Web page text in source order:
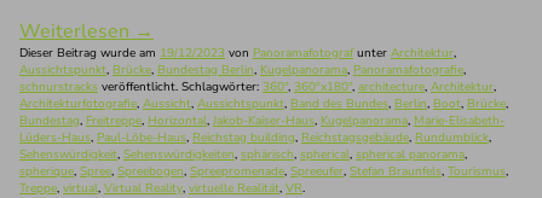
Weiterlesen →
Dieser Beitrag wurde am 19/12/2023 von Panoramafotografunter Architektur,
Aussichtspunkt, Brücke, Bundestag Berlin, Kugelpanorama, Panoramafotografie,
schnurstracks veröffentlicht. Schlagwörter: 360°, 360°x180°, architecture, Architektur,
Architekturfotografie, Aussicht, Aussichtspunkt, Band des Bundes, Berlin, Boot, Brücke,
Bundestag, Freitreppe, Horizontal, Jakob-Kaiser-Haus, Kugelpanorama, Marie-Elisabeth-
Lüders-Haus, Paul-Löbe-Haus, Reichstag building, Reichstagsgebäude, Rundumblick,
Sehenswürdigkeit, Sehenswürdigkeiten, sphärisch, spherical, spherical panorama,
spherique, Spree, Spreebogen, Spreepromenade, Spreeufer, Stefan Braunfels, Tourismus,
Treppe, virtual, Virtual Reality, virtuelle Realität, VR.